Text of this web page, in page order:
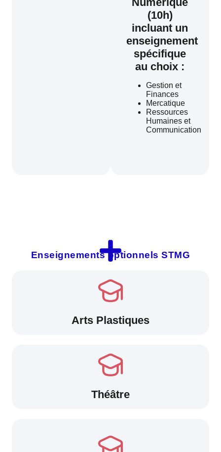
(10h)
incluant un
enseignement
spécifique
au choix :
Gestion et
Finances
Mercatique
Ressources
Humaines et
Communication
Enseignements optionnels STMG
Arts Plastiques
Théâtre